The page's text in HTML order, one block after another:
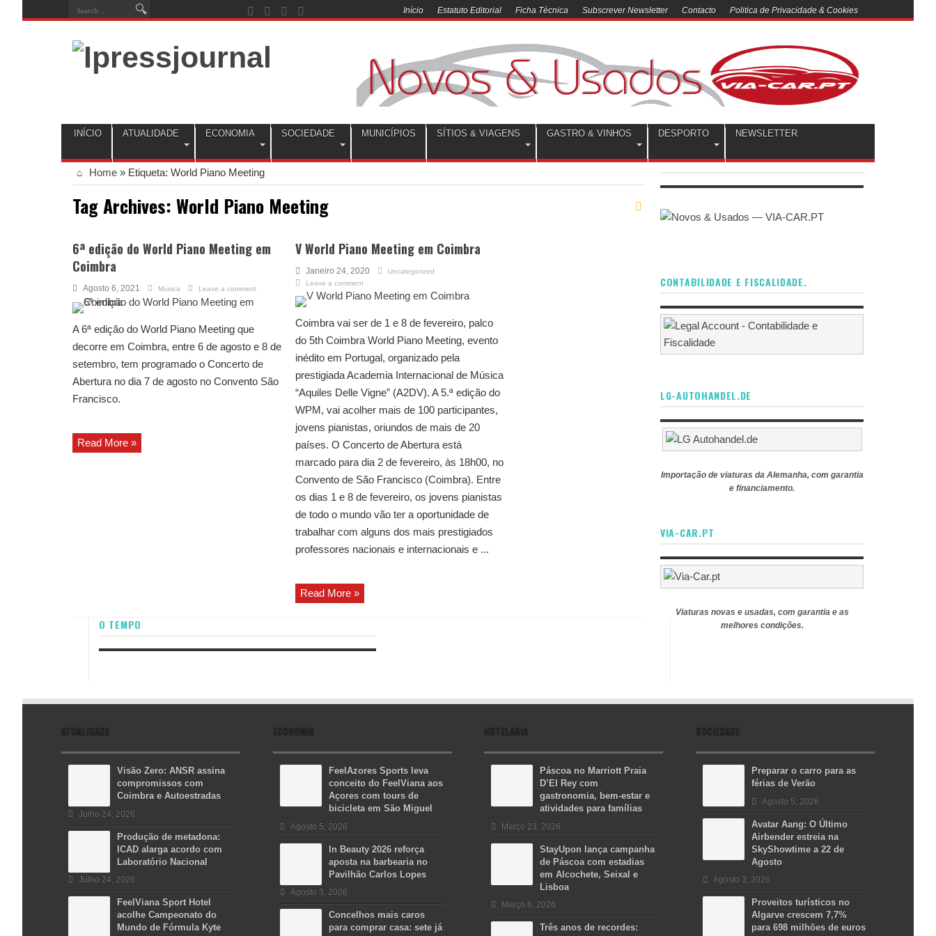
Início Estatuto Editorial Ficha Técnica Subscrever Newsletter Contacto Politica de Privacidade & Cookies
INÍCIO ATUALIDADE ECONOMIA SOCIEDADE MUNICÍPIOS SÍTIOS & VIAGENS GASTRO & VINHOS DESPORTO NEWSLETTER
Home » Etiqueta: World Piano Meeting
Tag Archives: World Piano Meeting
6ª edição do World Piano Meeting em
Coimbra
Agosto 6, 2021 Música Leave a comment
A 6ª edição do World Piano Meeting que
decorre em Coimbra, entre 6 de agosto e 8 de
setembro, tem programado o Concerto de
Abertura no dia 7 de agosto no Convento São
Francisco.
Read More »
V World Piano Meeting em Coimbra
Janeiro 24, 2020
Uncategorized
Leave a comment
Coimbra vai ser de 1 e 8 de fevereiro, palco
do 5th Coimbra World Piano Meeting, evento
inédito em Portugal, organizado pela
prestigiada Academia Internacional de Música
“Aquiles Delle Vigne” (A2DV). A 5.ª edição do
WPM, vai acolher mais de 100 participantes,
jovens pianistas, oriundos de mais de 20
países. O Concerto de Abertura está
marcado para dia 2 de fevereiro, às 18h00, no
Convento de São Francisco (Coimbra). Entre
os dias 1 e 8 de fevereiro, os jovens pianistas
de todo o mundo vão ter a oportunidade de
trabalhar com alguns dos mais prestigiados
professores nacionais e internacionais e ...
Read More »
O TEMPO
CONTABILIDADE E FISCALIDADE.
LG-AUTOHANDEL.DE
Importação de viaturas da Alemanha, com garantia
e financiamento.
VIA-CAR.PT
Viaturas novas e usadas, com garantia e as
melhores condições.
ATUALIDADE
Visão Zero: ANSR assina
compromissos com
Coimbra e Autoestradas
Julho 24, 2026
Produção de metadona:
ICAD alarga acordo com
Laboratório Nacional
Julho 24, 2026
FeelViana Sport Hotel
acolhe Campeonato do
Mundo de Fórmula Kyte
ECONOMIA
FeelAzores Sports leva
conceito do FeelViana aos
Açores com tours de
bicicleta em São Miguel
Agosto 5, 2026
In Beauty 2026 reforça
aposta na barbearia no
Pavilhão Carlos Lopes
Agosto 3, 2026
Concelhos mais caros
para comprar casa: sete já
HOTELARIA
Páscoa no Marriott Praia
D’El Rey com
gastronomia, bem-estar e
atividades para famílias
Março 23, 2026
StayUpon lança campanha
de Páscoa com estadias
em Alcochete, Seixal e
Lisboa
Março 6, 2026
Três anos de recordes:
SOCIEDADE
Preparar o carro para as
férias de Verão
Agosto 5, 2026
Avatar Aang: O Último
Airbender estreia na
SkyShowtime a 22 de
Agosto
Agosto 3, 2026
Proveitos turísticos no
Algarve crescem 7,7%
para 698 milhões de euros